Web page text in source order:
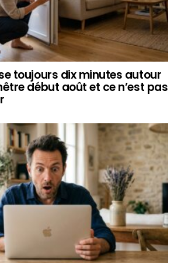
toujours dix minutes autour
début août et ce n’est pas